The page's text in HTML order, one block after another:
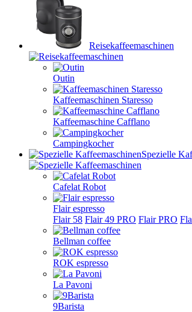
Reisekaffeemaschinen
Outin
Kaffeemaschinen Staresso
Kaffeemaschine Cafflano
Campingkocher
Spezielle
Cafelat Robot
Flair espresso
Flair 58 Flair 49 PRO Flair PRO
Bellman coffee
ROK espresso
La Pavoni
9Barista